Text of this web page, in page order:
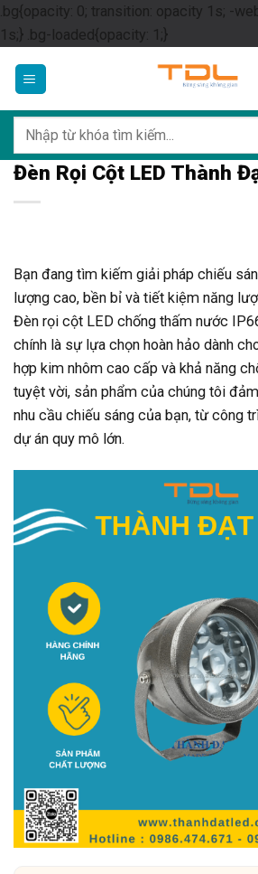
.bg{opacity: 0; transition: opacity 1s; -
1s;} .bg-loaded{opacity: 1;}Skip
content
kiếm:
Đèn Rọi Cột LED Thành
Bạn đang tìm kiếm giải pháp chiếu
lượng cao, bền bỉ và tiết kiệm năng
Đèn rọi cột LED chống thấm nước
chính là sự lựa chọn hoàn hảo dành
hợp kim nhôm cao cấp và khả năng
tuyệt vời, sản phẩm của chúng tôi
nhu cầu chiếu sáng của bạn, từ công
dự án quy mô lớn.